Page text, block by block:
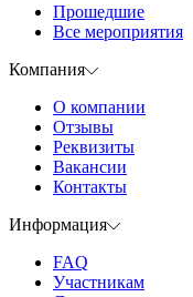
Прошедшие
Все мероприятия
Компания
О компании
Отзывы
Реквизиты
Вакансии
Контакты
Информация
FAQ
Участникам